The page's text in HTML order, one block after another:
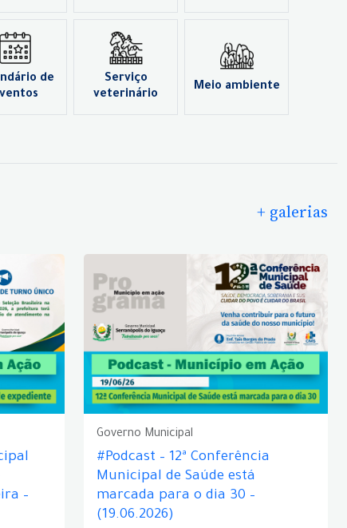
de
Serviço
veterinário
Meio ambiente
+ galerias
–
Governo Municipal
#Podcast – 12ª Conferência
Municipal de Saúde está
marcada para o dia 30 –
(19.06.2026)